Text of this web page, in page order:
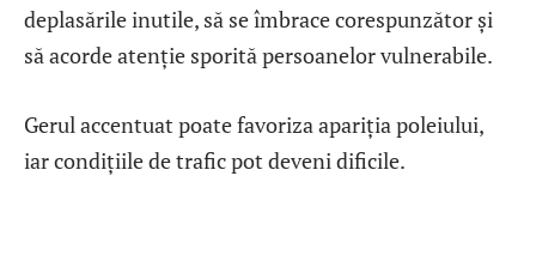
deplasările inutile, să se îmbrace corespunzător și
să acorde atenție sporită persoanelor vulnerabile.
Gerul accentuat poate favoriza apariția poleiului,
iar condițiile de trafic pot deveni dificile.